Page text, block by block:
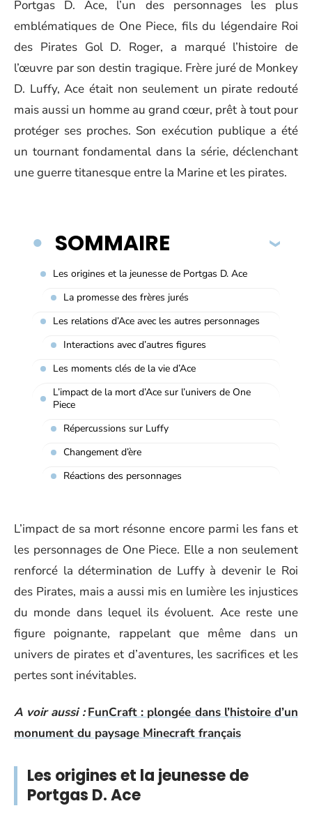
Portgas D. Ace, l’un des personnages les plus
emblématiques de One Piece, fils du légendaire Roi
des Pirates Gol D. Roger, a marqué l’histoire de
l’œuvre par son destin tragique. Frère juré de Monkey
D. Luffy, Ace était non seulement un pirate redouté
mais aussi un homme au grand cœur, prêt à tout pour
protéger ses proches. Son exécution publique a été
un tournant fondamental dans la série, déclenchant
une guerre titanesque entre la Marine et les pirates.
SOMMAIRE
Les origines et la jeunesse de Portgas D. Ace
La promesse des frères jurés
Les relations d’Ace avec les autres personnages
Interactions avec d’autres figures
Les moments clés de la vie d’Ace
L’impact de la mort d’Ace sur l’univers de One
Piece
Répercussions sur Luffy
Changement d’ère
Réactions des personnages
L’impact de sa mort résonne encore parmi les fans et
les personnages de One Piece. Elle a non seulement
renforcé la détermination de Luffy à devenir le Roi
des Pirates, mais a aussi mis en lumière les injustices
du monde dans lequel ils évoluent. Ace reste une
figure poignante, rappelant que même dans un
univers de pirates et d’aventures, les sacrifices et les
pertes sont inévitables.
A voir aussi : FunCraft : plongée dans l’histoire d’un
monument du paysage Minecraft français
Les origines et la jeunesse de
Portgas D. Ace